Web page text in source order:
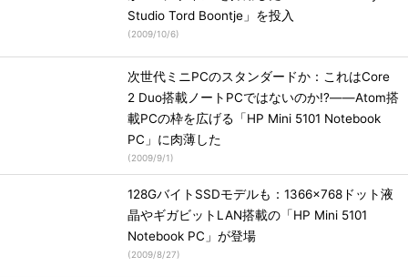
Studio Tord Boontje」を投入
(2009/10/6)
次世代ミニPCのスタンダードか：これはCore
2 Duo搭載ノートPCではないのか!?――Atom搭
載PCの枠を広げる「HP Mini 5101 Notebook
PC」に肉薄した
(2009/9/1)
128GバイトSSDモデルも：1366×768ドット液
晶やギガビットLAN搭載の「HP Mini 5101
Notebook PC」が登場
(2009/8/27)